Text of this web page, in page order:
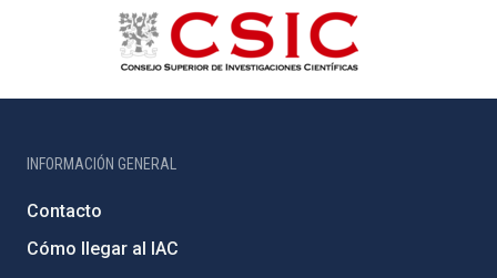
INFORMACIÓN GENERAL
Contacto
Cómo llegar al IAC